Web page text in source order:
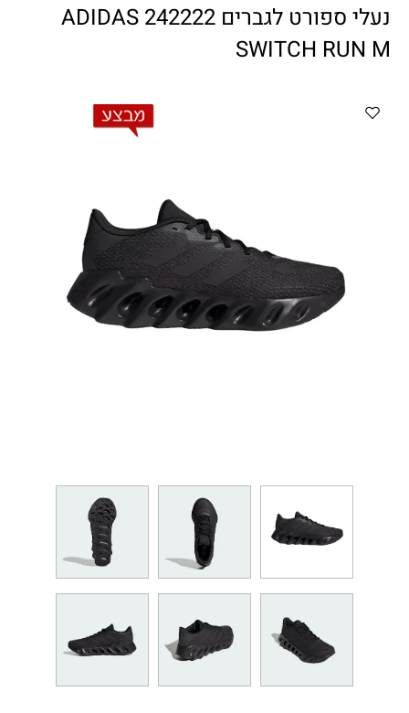
ווטצאפ (הודעות בלבד):
052-8059900
מענה טלפוני: 04-8411075
בין השעות 9:00-17:00
באתר
נעלי ספורט לגברים 242222 ADIDAS
SWITCH RUN M